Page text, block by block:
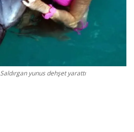
yunus dehşet yarattı